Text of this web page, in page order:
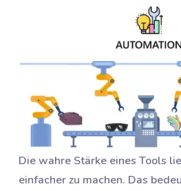
Die wahre Stärke eines Tools
einfacher zu machen. Das